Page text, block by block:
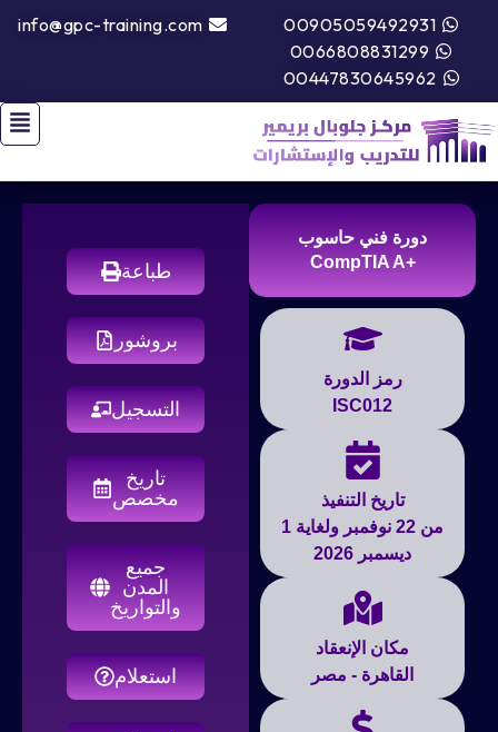
00905059492931
0066808831299
00447830645962
info@gpc-training.com
دورة فني حاسوب
+CompTIA A
رمز الدورة
ISC012
تاريخ التنفيذ
من 22 نوفمبر ولغاية 1
ديسمبر 2026
مكان الإنعقاد
القاهرة - مصر
طباعة
بروشور
التسجيل
تاريخ
مخصص
جميع
المدن
والتواريخ
استعلام